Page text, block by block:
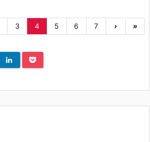
3 4 5 6 7 › »